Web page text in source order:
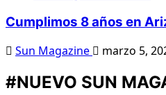
Cumplimos 8 años en
Sun Magazine marzo 5,
#NUEVO SUN